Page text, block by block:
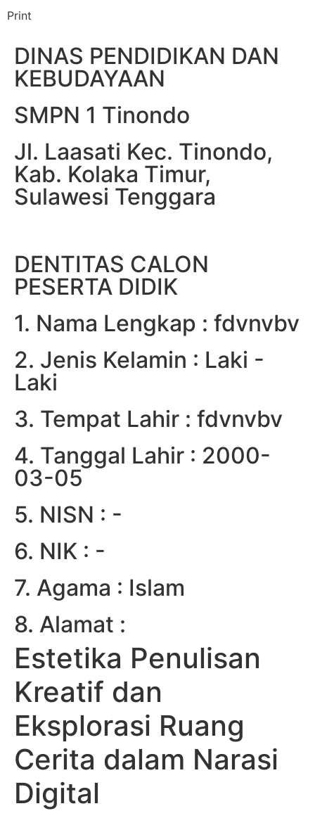
DINAS PENDIDIKAN DAN
KEBUDAYAAN
SMPN 1 Tinondo
Jl. Laasati Kec. Tinondo,
Kab. Kolaka Timur,
Sulawesi Tenggara
DENTITAS CALON
PESERTA DIDIK
1. Nama Lengkap : fdvnvbv
2. Jenis Kelamin : Laki -
Laki
3. Tempat Lahir : fdvnvbv
4. Tanggal Lahir : 2000-
03-05
5. NISN : -
6. NIK : -
7. Agama : Islam
8. Alamat :
Estetika Penulisan
Kreatif dan
Eksplorasi Ruang
Cerita dalam Narasi
Digital
Print